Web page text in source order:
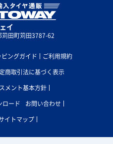
イ
田町苅田3787-62
ングガイド
ご利用規約
商取引法に基づく表示
メント基本方針
ロード
お問い合わせ
イトマップ